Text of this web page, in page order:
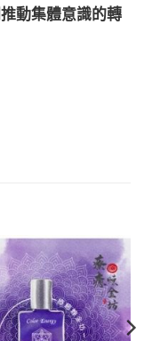
動集體意識的轉